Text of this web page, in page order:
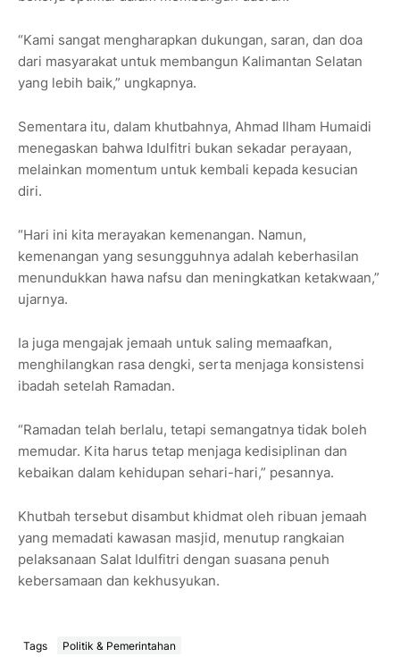
“Kami sangat mengharapkan dukungan, saran, dan doa
dari masyarakat untuk membangun Kalimantan Selatan
yang lebih baik,” ungkapnya.
Sementara itu, dalam khutbahnya, Ahmad Ilham Humaidi
menegaskan bahwa Idulfitri bukan sekadar perayaan,
melainkan momentum untuk kembali kepada kesucian
diri.
“Hari ini kita merayakan kemenangan. Namun,
kemenangan yang sesungguhnya adalah keberhasilan
menundukkan hawa nafsu dan meningkatkan ketakwaan,”
ujarnya.
Ia juga mengajak jemaah untuk saling memaafkan,
menghilangkan rasa dengki, serta menjaga konsistensi
ibadah setelah Ramadan.
“Ramadan telah berlalu, tetapi semangatnya tidak boleh
memudar. Kita harus tetap menjaga kedisiplinan dan
kebaikan dalam kehidupan sehari-hari,” pesannya.
Khutbah tersebut disambut khidmat oleh ribuan jemaah
yang memadati kawasan masjid, menutup rangkaian
pelaksanaan Salat Idulfitri dengan suasana penuh
kebersamaan dan kekhusyukan.
Tags Politik & Pemerintahan